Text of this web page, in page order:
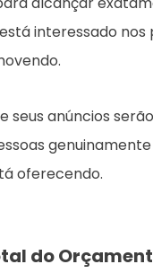
interessado nos
seus anúncios
oferecendo.
do